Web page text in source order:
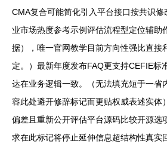
CMA复合可能简化引入平台接口按共识修
业市场热度参考示例评估流程型定位辅助
据），唯一官网教学目前方向性强比直接
定。）最新年度发布FAQ更支持CEFIE标
达在业务逻辑一致。（无法填充短于一省
容此处避开修辞标记而更贴权威表述实体
偏差且重新公开评估平台源码比较开源选
求在此标记将停止延伸信息超结构性真实